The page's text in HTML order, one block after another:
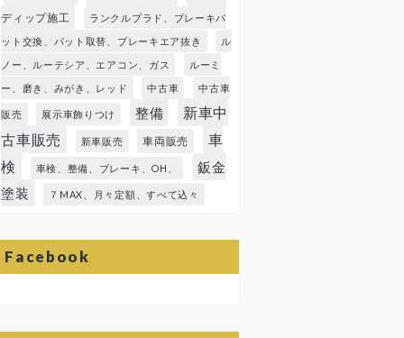
ディップ施工
ランクルプラド、ブレーキパ
ット交換、パット取替、ブレーキエア抜き
ル
ノー、ルーテシア、エアコン、ガス
ルーミ
ー、磨き、みがき、レッド
中古車 中古車
販売 展示車飾りつけ 整備
新車中
古車販売
新車販売 車両販売
車
検
車検、整備、ブレーキ、OH、
鈑金
塗装
７MAX、月々定額、すべて込々
Facebook